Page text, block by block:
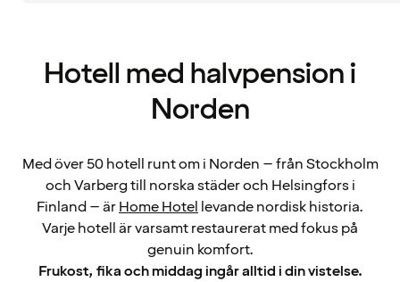
Hotell med halvpension i
Norden
Med över 50 hotell runt om i Norden – från Stockholm
och Varberg till norska städer och Helsingfors i
Finland – ärHome Hotel levande nordisk historia.
Varje hotell är varsamt restaurerat med fokus på
genuin komfort.
Frukost, fika och middag ingår alltid i din vistelse.